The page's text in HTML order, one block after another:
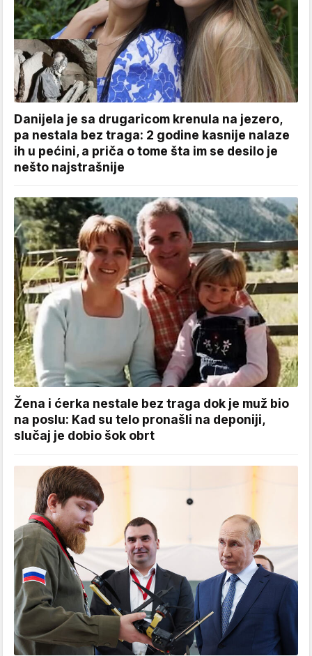
Danijela je sa drugaricom krenula na jezero,
pa nestala bez traga: 2 godine kasnije nalaze
ih u pećini, a priča o tome šta im se desilo je
nešto najstrašnije
Žena i ćerka nestale bez traga dok je muž bio
na poslu: Kad su telo pronašli na deponiji,
slučaj je dobio šok obrt